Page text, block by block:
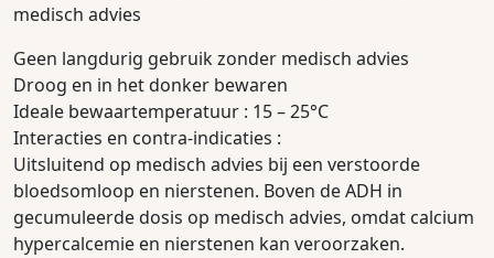
medisch advies
Geen langdurig gebruik zonder medisch advies
Droog en in het donker bewaren
Ideale bewaartemperatuur : 15 – 25°C
Interacties en contra-indicaties :
Uitsluitend op medisch advies bij een verstoorde
bloedsomloop en nierstenen. Boven de ADH in
gecumuleerde dosis op medisch advies, omdat calcium
hypercalcemie en nierstenen kan veroorzaken.